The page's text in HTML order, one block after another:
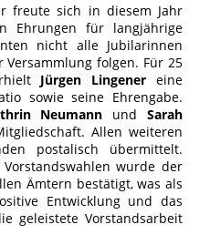
freute sich in diesem Jahr
Ehrungen für langjährige
nicht alle Jubilarinnen
folgen. Für 25
Jürgen Lingener eine
sowie seine Ehrengabe.
Neumann undSarah
Allen weiteren
postalisch übermittelt.
wurde der
Ämtern bestätigt, was als
Entwicklung und das
geleistete Vorstandsarbeit